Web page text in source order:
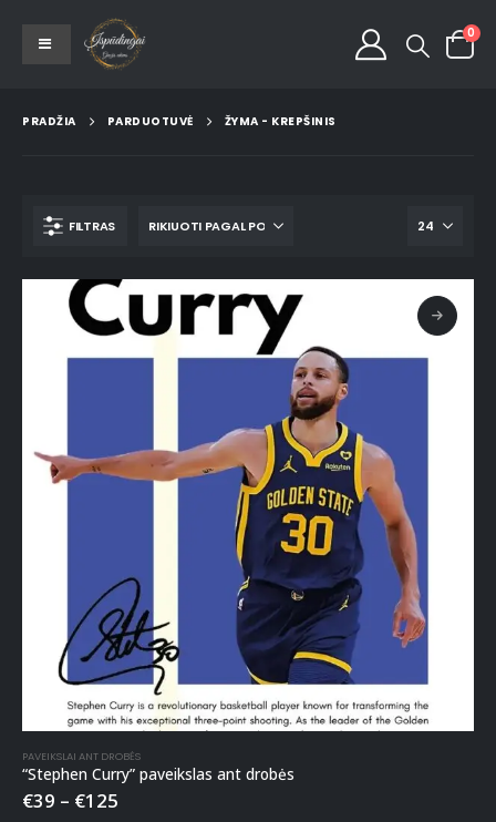
0
PRADŽIA PARDUOTUVĖ ŽYMA - KREPŠINIS
FILTRAS
PAVEIKSLAI ANT DROBĖS
“Stephen Curry” paveikslas ant drobės
€39 – €125